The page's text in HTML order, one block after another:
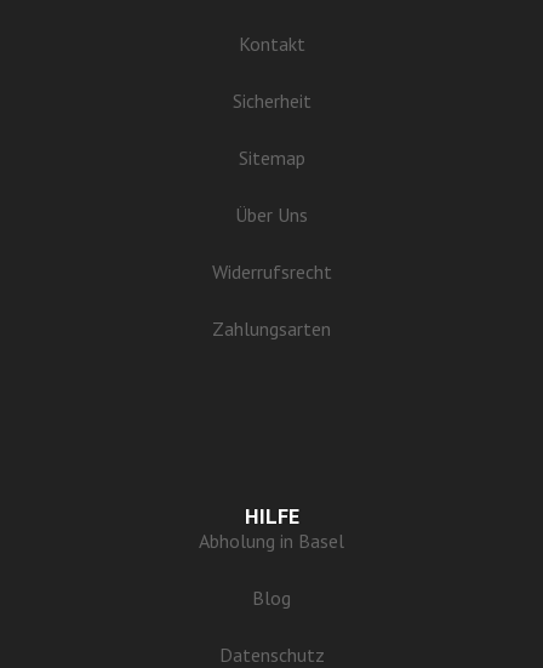
Kontakt
Sicherheit
Sitemap
Über Uns
Widerrufsrecht
Zahlungsarten
HILFE
Abholung in Basel
Blog
Datenschutz